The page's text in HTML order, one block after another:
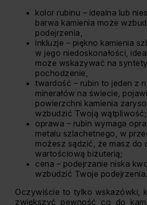
kolor rubinu – idealna lub
barwa kamienia może
podejrzenia,
inkluzje – piękno kamienia
w jego niedoskonałości,
może wskazywać na
pochodzenie,
twardość – rubin to jeden z
minerałów na świecie,
powierzchni kamienia
wzbudzić Twoją wątpliwość;
oprawa – rubin wymaga
metalu szlachetnego, w
możesz sądzić, że masz do
wartościową biżuterią;
cena – podejrzanie niska
wzbudzić Twoje podejrzenia.
Oczywiście to tylko wskazówki,
zwiększyć pewność co do